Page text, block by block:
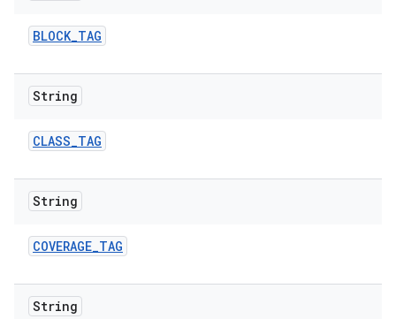
BLOCK_TAG
String
CLASS_TAG
String
COVERAGE_TAG
String